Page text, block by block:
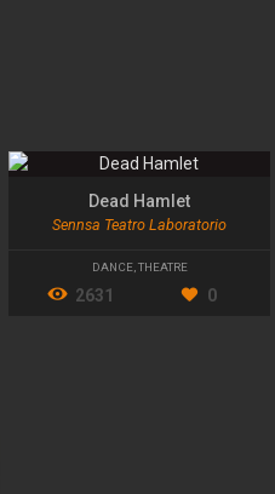
Dead Hamlet
Sennsa Teatro Laboratorio
DANCE, THEATRE
2631 0